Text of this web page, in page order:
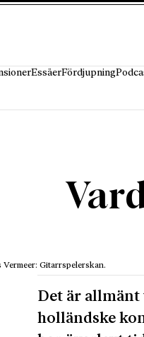
EssäerFördjupning
Vermeer: Gitarrspelerskan.
Det är allmänt
holländs­ke